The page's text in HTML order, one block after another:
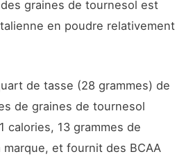
graines de tournesol est
en poudre relativement
de tasse (28 grammes) de
de graines de tournesol
calories, 13 grammes de
et fournit des BCAA